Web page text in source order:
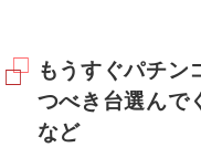
もうすぐパチン
つべき台選んで
など